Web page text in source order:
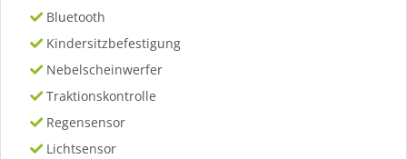
Bluetooth
Kindersitzbefestigung
Nebelscheinwerfer
Traktionskontrolle
Regensensor
Lichtsensor